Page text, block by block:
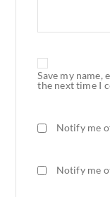
Save my
the next time I
Notify me
Notify me